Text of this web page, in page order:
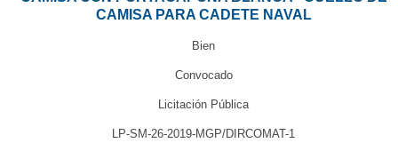
CAMISA PARA CADETE NAVAL
Bien
Convocado
Licitación Pública
LP-SM-26-2019-MGP/DIRCOMAT-1